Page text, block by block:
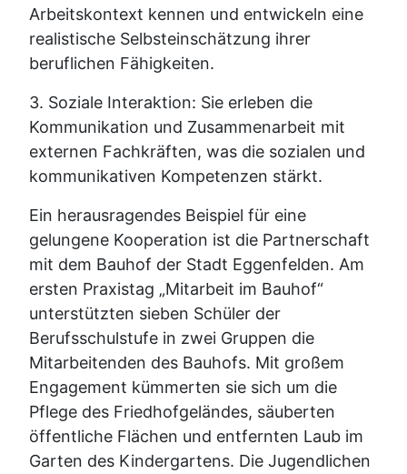
Arbeitskontext kennen und entwickeln eine
realistische Selbsteinschätzung ihrer
beruflichen Fähigkeiten.
3. Soziale Interaktion: Sie erleben die
Kommunikation und Zusammenarbeit mit
externen Fachkräften, was die sozialen und
kommunikativen Kompetenzen stärkt.
Ein herausragendes Beispiel für eine
gelungene Kooperation ist die Partnerschaft
mit dem Bauhof der Stadt Eggenfelden. Am
ersten Praxistag „Mitarbeit im Bauhof“
unterstützten sieben Schüler der
Berufsschulstufe in zwei Gruppen die
Mitarbeitenden des Bauhofs. Mit großem
Engagement kümmerten sie sich um die
Pflege des Friedhofgeländes, säuberten
öffentliche Flächen und entfernten Laub im
Garten des Kindergartens. Die Jugendlichen